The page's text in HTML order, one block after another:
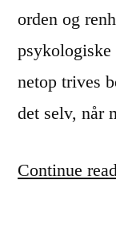
orden og
netop trives
det selv, når
Continue